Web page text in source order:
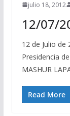
julio 18, 2012
12/07/
12 de Julio de
Presidencia
MASHUR
Read More